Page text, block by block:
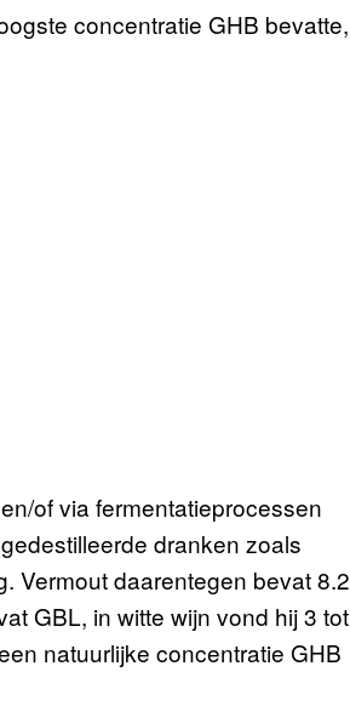
concentratie GHB bevatte,
of via fermentatieprocessen
dranken zoals
Vermout daarentegen bevat 8.2
GBL, in witte wijn vond hij 3 tot
natuurlijke concentratie GHB